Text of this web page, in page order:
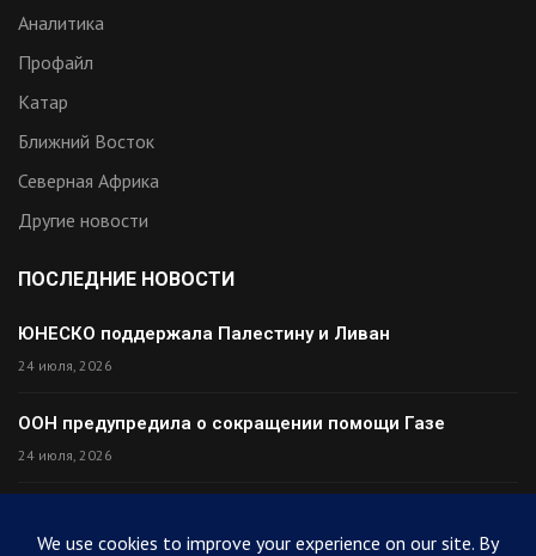
Аналитика
Профайл
Катар
Ближний Восток
Северная Африка
Другие новости
ПОСЛЕДНИЕ НОВОСТИ
ЮНЕСКО поддержала Палестину и Ливан
24 июля, 2026
ООН предупредила о сокращении помощи Газе
24 июля, 2026
24 июля, 2026